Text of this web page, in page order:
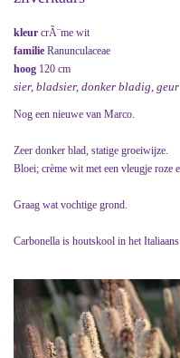
kleur crÃ¨me wit
familie Ranunculaceae
hoog 120 cm
sier, bladsier, donker bladig, geur
Nog een nieuwe van Marco.
Zeer donker blad, statige groeiwijze.
Bloei; crème wit met een vleugje roze
Graag wat vochtige grond.
Carbonella is houtskool in het